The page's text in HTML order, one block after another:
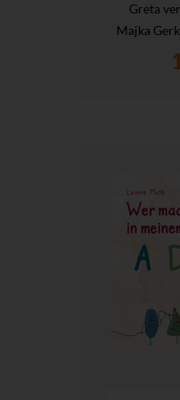
Greta
Majka